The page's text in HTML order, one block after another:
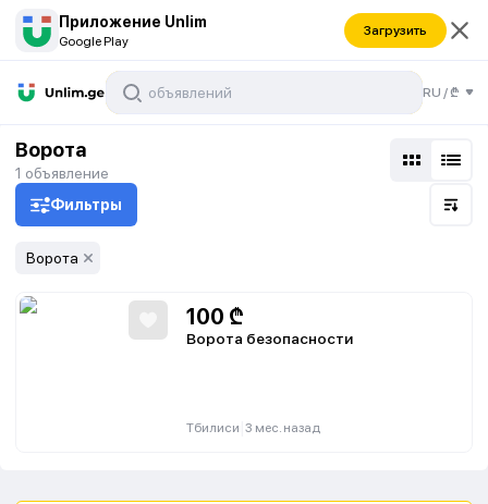
Приложение Unlim
Google Play
Загрузить
RU /₾
Ворота
1 объявление
Фильтры
Ворота
100 ₾
Ворота безопасности
Тбилиси 3 мес. назад